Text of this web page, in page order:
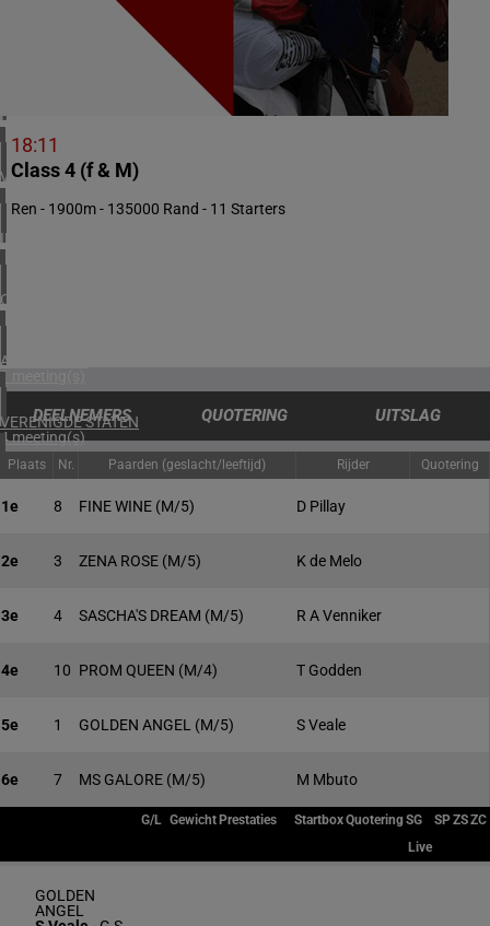
BAHREIN
1 meeting(s)
VERENIGD KONINKRIJK
5 meeting(s)
IERLAND
1 meeting(s)
CHILI
1 meeting(s)
ARGENTINIË
1 meeting(s)
VERENIGDE STATEN
4 meeting(s)
18:11
Class 4 (f & M)
Ren - 1900m - 135000 Rand - 11 Starters
DEELNEMERS QUOTERING UITSLAG
Plaats Nr. Paarden (geslacht/leeftijd) Rijder Quotering
1e 8 FINE WINE (M/5) D Pillay
2e 3 ZENA ROSE (M/5) K de Melo
3e 4 SASCHA'S DREAM (M/5) R A Venniker
4e 10 PROM QUEEN (M/4) T Godden
5e 1 GOLDEN ANGEL (M/5) S Veale
6e 7 MS GALORE (M/5) M Mbuto
G/L Gewicht Prestaties StartboxQuoteringSG SPZSZC
Live
GOLDEN
ANGEL